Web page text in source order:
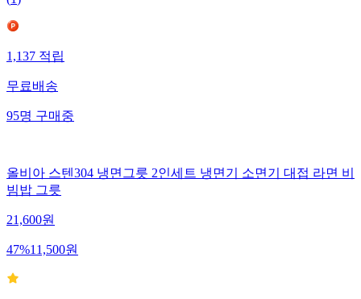
1,137 적립
무료배송
95명 구매중
올비아 스텐304 냉면그릇 2인세트 냉면기 소면기 대접 라면 비
빔밥 그릇
21,600원
47%11,500원